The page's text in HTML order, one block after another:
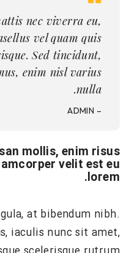
nec viverra eu,
vel quam quis
Sed tincidunt,
enim nisl varius
nulla.
– ADMIN
mollis, enim risus
velit est eu
lorem.
at bibendum nibh.
iaculis nunc sit amet,